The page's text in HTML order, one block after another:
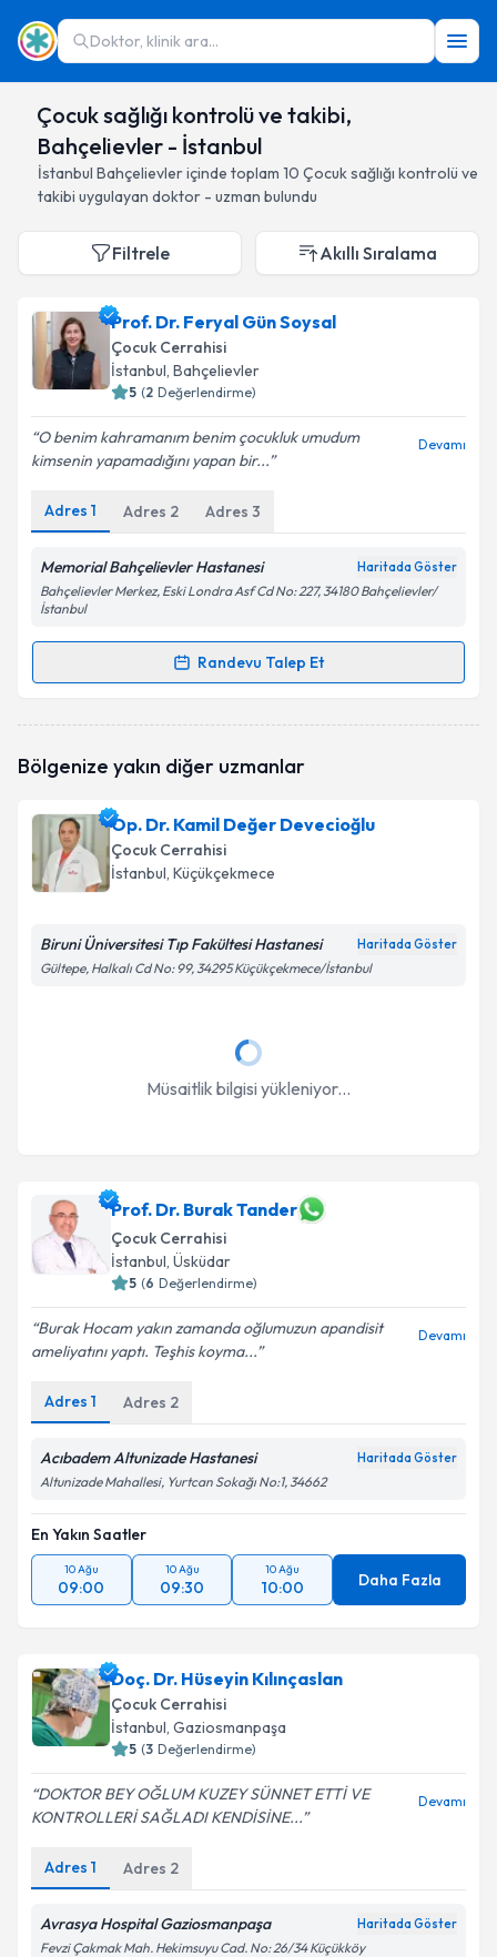
Doktor, klinik ara...
Çocuk sağlığı kontrolü ve takibi,
Bahçelievler - İstanbul
İstanbul Bahçelievleriçinde toplam 10 Çocuk sağlığı kontrolü ve
takibi uygulayan doktor - uzman bulundu
Filtrele Akıllı Sıralama
Prof. Dr. Feryal Gün Soysal
Çocuk Cerrahisi
İstanbul, Bahçelievler
5 (2 Değerlendirme)
O benim kahramanım benim çocukluk umudum
kimsenin yapamadığını yapan bir...
Devamı
Adres 1 Adres 2 Adres 3
Memorial Bahçelievler Hastanesi Haritada Göster
Bahçelievler Merkez, Eski Londra Asf Cd No: 227, 34180 Bahçelievler/
İstanbul
Randevu Talep Et
Randevu Takvimi Talebi
talebi oluşturun. Size bu uzmandan randevu almanız
bilgilendireceğiz.
E-posta Adresiniz
Kişisel verilerimin işlenmesine ilişkinAydınlatma
Takvim Talebini Gönder
Bölgenize yakın diğer uzmanlar
Op. Dr. Kamil Değer Devecioğlu
Çocuk Cerrahisi
İstanbul, Küçükçekmece
Biruni Üniversitesi Tıp Fakültesi Hastanesi Haritada Göster
Gültepe, Halkalı Cd No: 99, 34295 Küçükçekmece/İstanbul
Müsaitlik bilgisi yükleniyor...
Prof. Dr. Burak Tander
Çocuk Cerrahisi
İstanbul, Üsküdar
5 (6 Değerlendirme)
Burak Hocam yakın zamanda oğlumuzun apandisit
ameliyatını yaptı. Teşhis koyma...
Devamı
Adres 1 Adres 2
Acıbadem Altunizade Hastanesi Haritada Göster
Altunizade Mahallesi, Yurtcan Sokağı No:1, 34662
En Yakın Saatler
10 Ağu
09:00
10 Ağu
09:30
10 Ağu
10:00 Daha Fazla
Doç. Dr. Hüseyin Kılınçaslan
Çocuk Cerrahisi
İstanbul, Gaziosmanpaşa
5 (3 Değerlendirme)
DOKTOR BEY OĞLUM KUZEY SÜNNET ETTİ VE
KONTROLLERİ SAĞLADI KENDİSİNE...
Devamı
Adres 1 Adres 2
Avrasya Hospital Gaziosmanpaşa Haritada Göster
Fevzi Çakmak Mah. Hekimsuyu Cad. No: 26/34 Küçükköy